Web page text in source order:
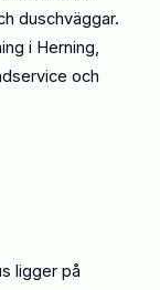
duschväggar.
i Herning,
och
ligger på